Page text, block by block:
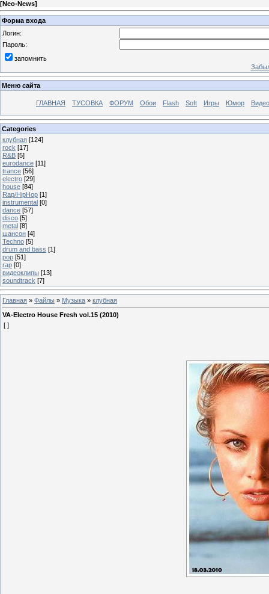
[Neo-News]
Форма входа
Логин:
Пароль:
запомнить
Меню сайта
ГЛАВНАЯ ТУСОВКА ФОРУМ Обои Flash Soft Игры Юмор Видео
Categories
клубная [124]
rock [17]
R&B [5]
eurodance [11]
trance [56]
electro [29]
house [84]
Rap/HipHop [1]
instrumental [0]
dance [57]
disco [5]
metal [8]
шансон [4]
Techno [5]
drum and bass [1]
pop [51]
rap [0]
видеоклипы [13]
soundtrack [7]
Главная » Файлы » Музыка » клубная
VA-Electro House Fresh vol.15 (2010)
[ ]